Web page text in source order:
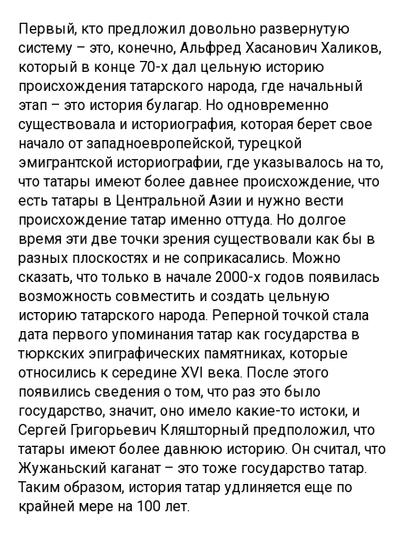
Первый, кто предложил довольно развернутую
систему – это, конечно, Альфред Хасанович Халиков,
который в конце 70-х дал цельную историю
происхождения татарского народа, где начальный
этап – это история булагар. Но одновременно
существовала и историография, которая берет свое
начало от западноевропейской, турецкой
эмигрантской историографии, где указывалось на то,
что татары имеют более давнее происхождение, что
есть татары в Центральной Азии и нужно вести
происхождение татар именно оттуда. Но долгое
время эти две точки зрения существовали как бы в
разных плоскостях и не соприкасались. Можно
сказать, что только в начале 2000-х годов появилась
возможность совместить и создать цельную
историю татарского народа. Реперной точкой стала
дата первого упоминания татар как государства в
тюркских эпиграфических памятниках, которые
относились к середине XVI века. После этого
появились сведения о том, что раз это было
государство, значит, оно имело какие-то истоки, и
Сергей Григорьевич Кляшторный предположил, что
татары имеют более давнюю историю. Он считал, что
Жужаньский каганат – это тоже государство татар.
Таким образом, история татар удлиняется еще по
крайней мере на 100 лет.